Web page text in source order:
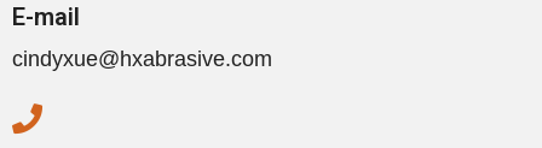
E-mail
cindyxue@hxabrasive.com